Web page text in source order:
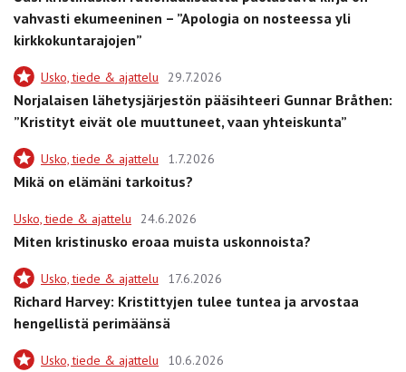
vahvasti ekumeeninen – ”Apologia on nosteessa yli
kirkkokuntarajojen”
Usko, tiede & ajattelu 29.7.2026
Norjalaisen lähetysjärjestön pääsihteeri Gunnar Bråthen:
”Kristityt eivät ole muuttuneet, vaan yhteiskunta”
Usko, tiede & ajattelu 1.7.2026
Mikä on elämäni tarkoitus?
Usko, tiede & ajattelu 24.6.2026
Miten kristinusko eroaa muista uskonnoista?
Usko, tiede & ajattelu 17.6.2026
Richard Harvey: Kristittyjen tulee tuntea ja arvostaa
hengellistä perimäänsä
Usko, tiede & ajattelu 10.6.2026